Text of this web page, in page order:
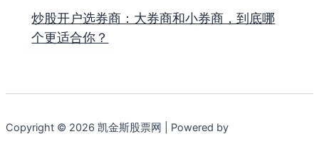
炒股开户选券商：大券商和小券商，到底哪
个更适合你？
Copyright © 2026 凯金斯股票网 | Powered by